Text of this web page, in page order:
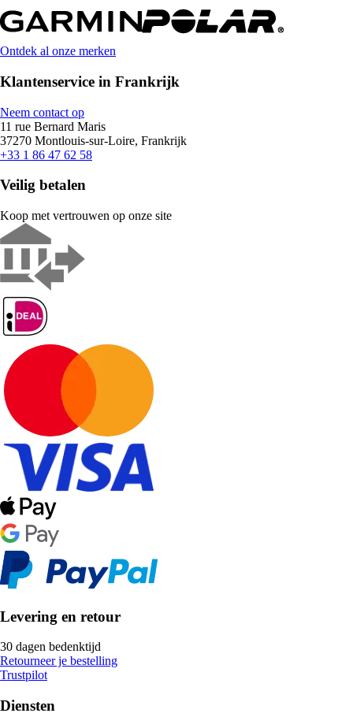
Ontdek al onze merken
Klantenservice in Frankrijk
Neem contact op
11 rue Bernard Maris
37270 Montlouis-sur-Loire, Frankrijk
+33 1 86 47 62 58
Veilig betalen
Koop met vertrouwen op onze site
Levering en retour
30 dagen bedenktijd
Retourneer je bestelling
Trustpilot
Diensten